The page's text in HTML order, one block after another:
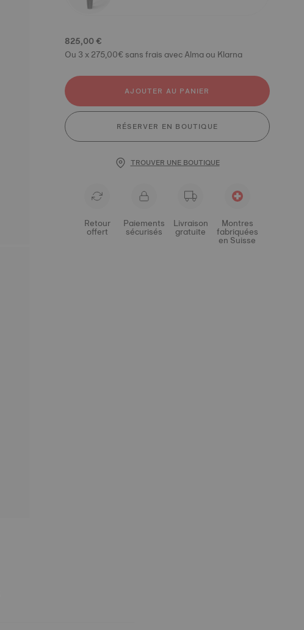
825,00 €
Ou 3 x 275,00€ sans frais avec Alma ou Klarna
AJOUTER AU PANIER
RÉSERVER EN BOUTIQUE
TROUVER UNE BOUTIQUE
Retour
offert
Paiements
sécurisés
Livraison
gratuite
Montres
fabriquées
en Suisse